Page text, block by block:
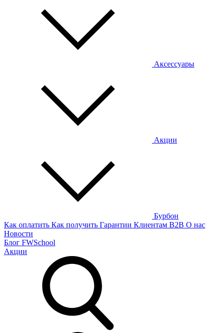
Аксессуары
Акции
Бурбон
Как оплатить Как получить Гарантии Клиентам B2B О нас
Новости
Блог FWSchool
Акции